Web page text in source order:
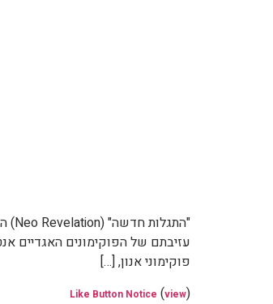
פוקימוני אנון, […]
Like Button Notice (view)